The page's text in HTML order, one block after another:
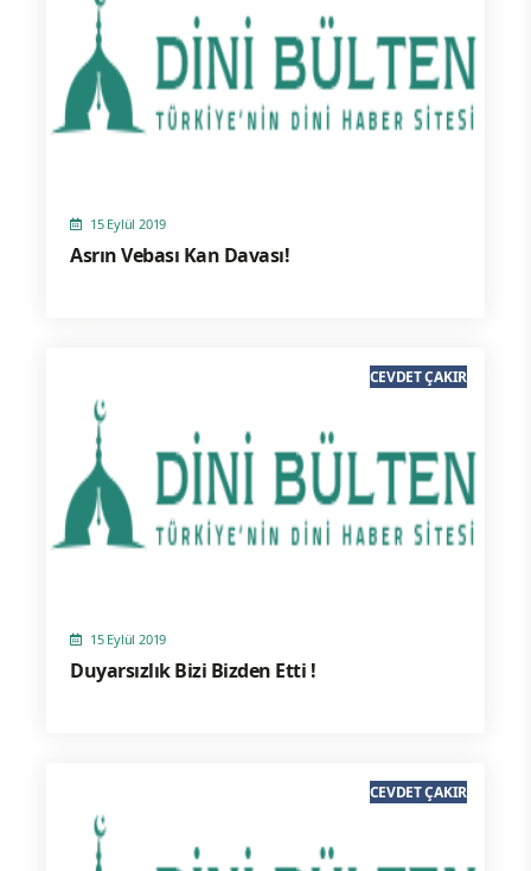
15 Eylül 2019
Asrın Vebası Kan Davası!
15 Eylül 2019
Duyarsızlık Bizi Bizden Etti !
CEVDET ÇAKIR
CEVDET ÇAKIR